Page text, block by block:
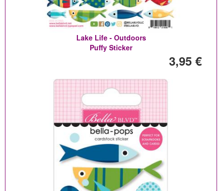
Lake Life - Outdoors
Puffy Sticker
3,95 €